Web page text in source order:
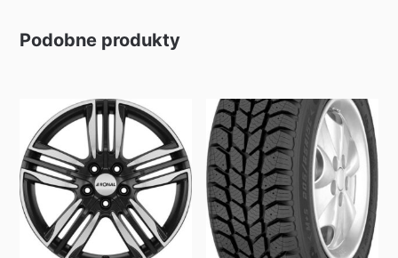
Podobne produkty